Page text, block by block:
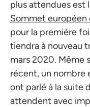
plus attendues est
Sommet
pour la première
tiendra à nouveau
mars 2020. Même
récent, un nombre
ont parlé à la suite
attendent avec